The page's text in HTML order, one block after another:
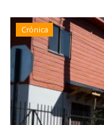
Crónica